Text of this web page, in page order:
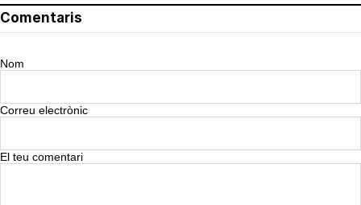
Comentaris
Nom
Correu electrònic
El teu comentari